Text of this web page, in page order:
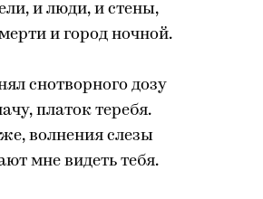
и люди, и стены,
и город ночной.
снотворного дозу
платок теребя.
волнения слезы
мне видеть тебя.